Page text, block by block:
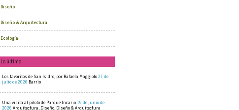
Diseño
Diseño & Arquitectura
Ecología
Lo último
Los favoritos de San Isidro, por Rafaela Maggiolo27 de
julio de 2026 Barrio
Una visita al piloto de Parque Incario19 de junio de
2026 Arquitectura, Diseño, Diseño & Arquitectura